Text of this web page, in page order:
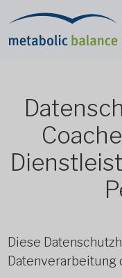
Diese
Datenverarbeitung